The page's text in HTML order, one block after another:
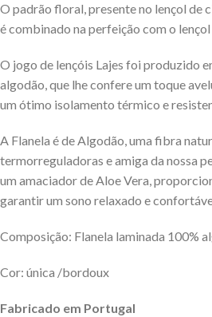
O padrão floral, presente no lençol de
é combinado na perfeição com o
O jogo de lençóis Lajes foi produzido
algodão, que lhe confere um toque
um ótimo isolamento térmico e
A Flanela é de Algodão, uma fibra
termorreguladoras e amiga da nossa
um amaciador de Aloe Vera,
garantir um sono relaxado e
Composição: Flanela laminada 100%
Cor: única /bordoux
Fabricado em Portugal